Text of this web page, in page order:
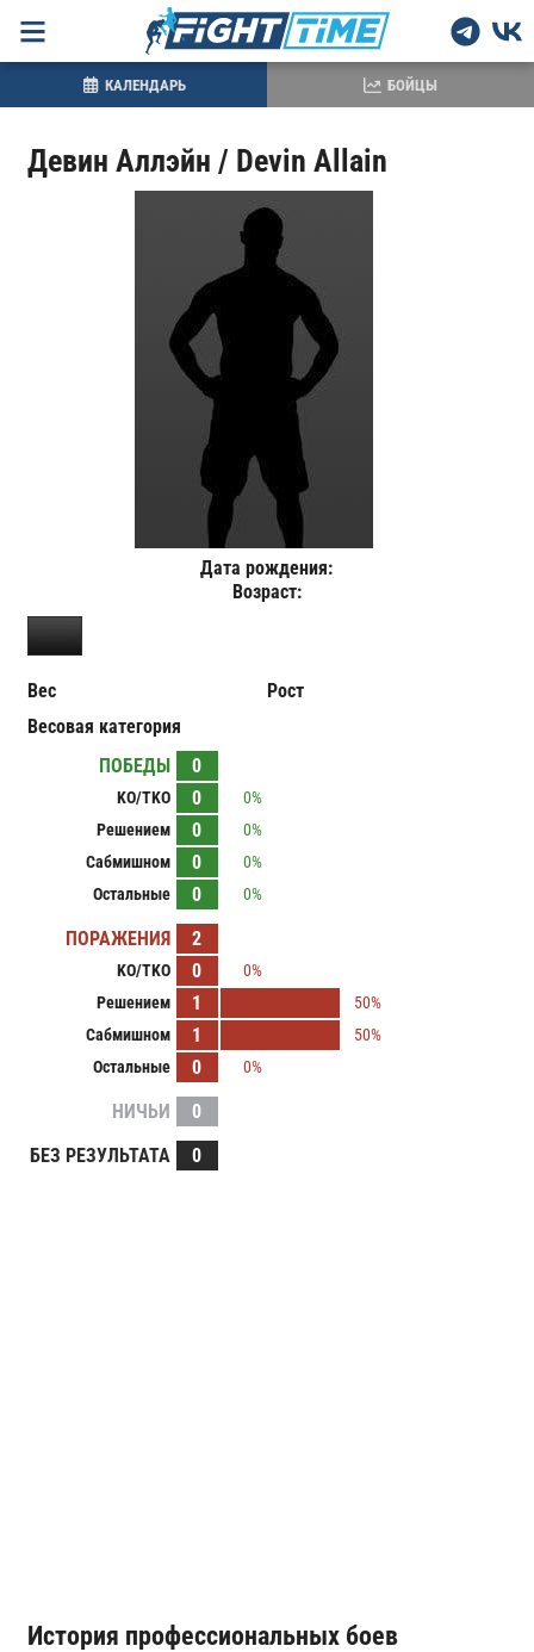
Девин Аллэйн / Devin Allain
Дата рождения:
Возраст:
Вес
Рост
Весовая категория
ПОБЕДЫ
0
KO/TKO 0
0%
Решением
0
0%
Сабмишном
0
0%
Остальные
0 0%
ПОРАЖЕНИЯ 2
KO/TKO 0
0%
Решением
1
50%
Сабмишном
1
50%
Остальные
0 0%
НИЧЬИ
0
БЕЗ РЕЗУЛЬТАТА
0
История профессиональных боев
КАЛЕНДАРЬ БОЙЦЫ